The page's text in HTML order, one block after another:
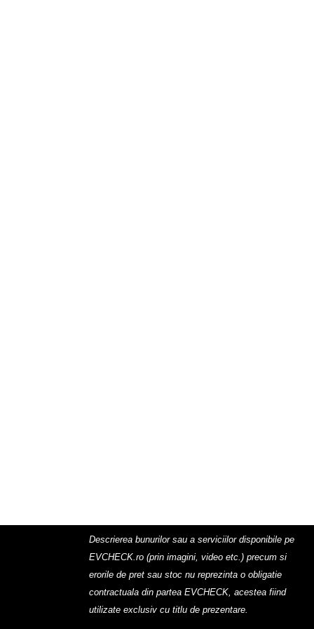
Descrierea bunurilor sau a serviciilor disponibile pe
EVCHECK.ro (prin imagini, video etc.) precum si
erorile de pret sau stoc nu reprezinta o obligatie
contractuala din partea EVCHECK, acestea fiind
utilizate exclusiv cu titlu de prezentare.